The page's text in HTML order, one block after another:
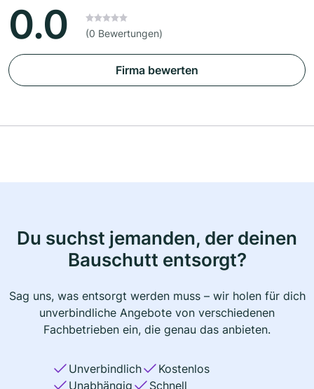
0.0 (0 Bewertungen)
Firma bewerten
Du suchst jemanden, der deinen
Bauschutt entsorgt?
Sag uns, was entsorgt werden muss – wir holen für dich
unverbindliche Angebote von verschiedenen
Fachbetrieben ein, die genau das anbieten.
Unverbindlich
Kostenlos
Unabhängig
Schnell